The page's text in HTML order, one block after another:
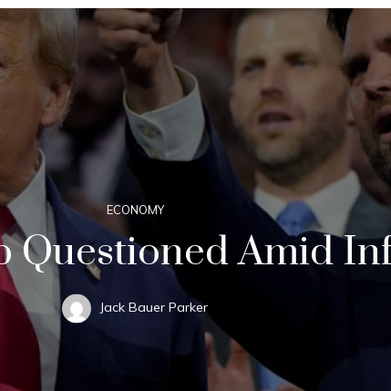
ECONOMY
Questioned Amid
Jack Bauer Parker